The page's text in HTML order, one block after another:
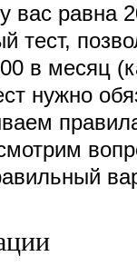
вас равна
тест,
в месяц
нужно